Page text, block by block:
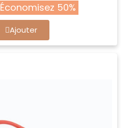
Économisez 50%
Ajouter